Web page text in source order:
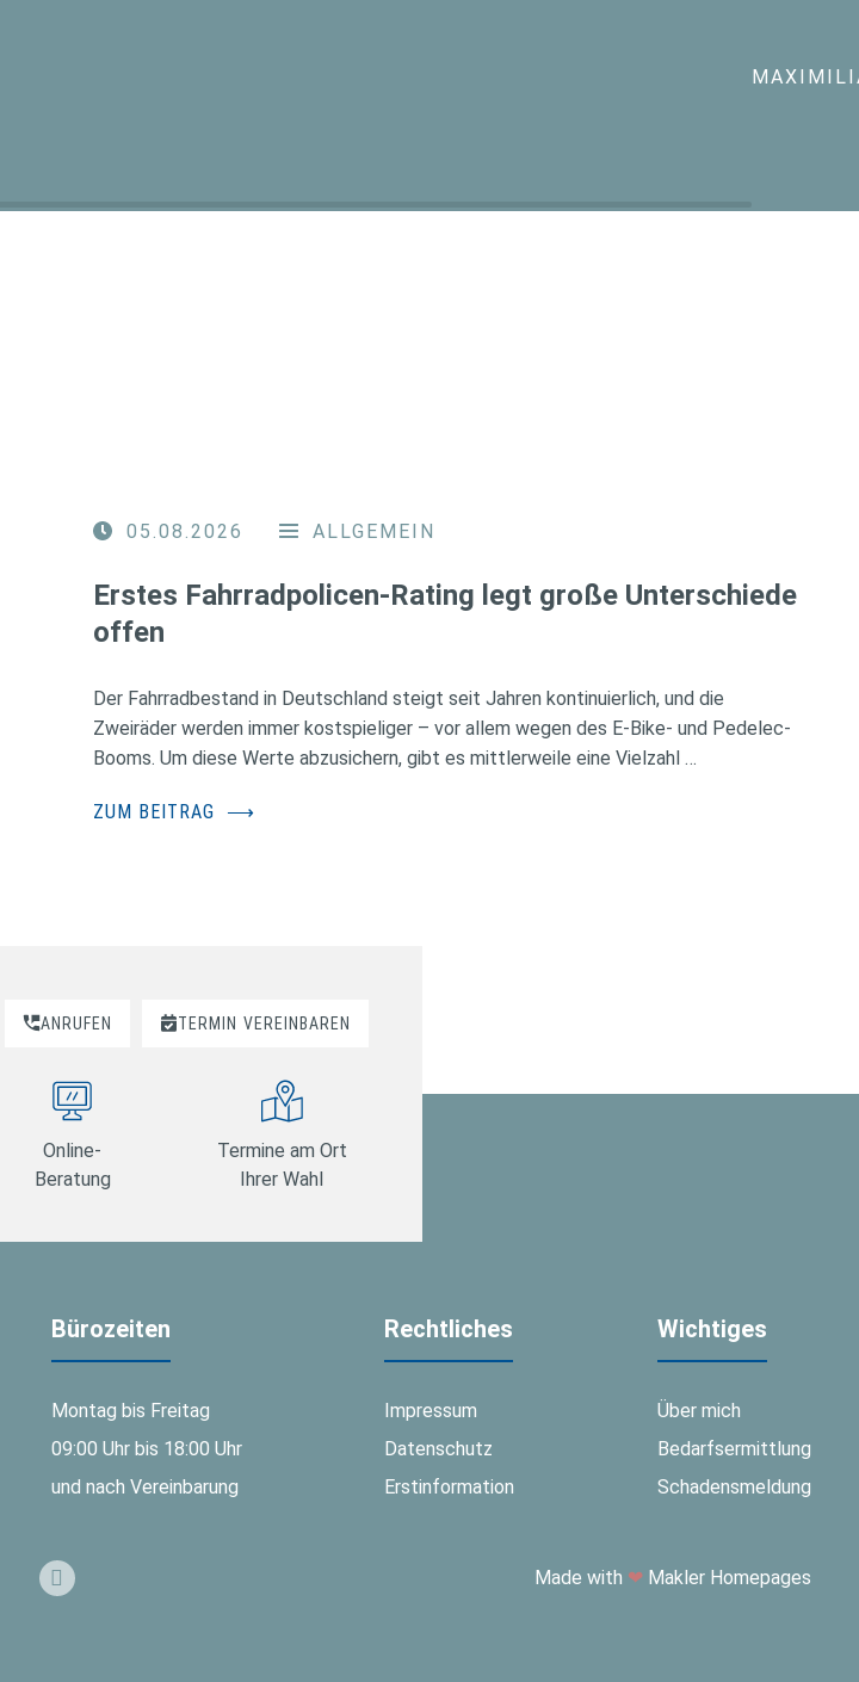
05.08.2026 ALLGEMEIN
Erstes Fahrradpolicen-Rating legt große Unterschiede
offen
Der Fahrradbestand in Deutschland steigt seit Jahren kontinuierlich, und die
Zweiräder werden immer kostspieliger – vor allem wegen des E-Bike- und Pedelec-
Booms. Um diese Werte abzusichern, gibt es mittlerweile eine Vielzahl …
ZUM BEITRAG ⟶
ANRUFEN TERMIN VEREINBAREN
Online-
Beratung
Termine am Ort
Ihrer Wahl
Bürozeiten
Montag bis Freitag
09:00 Uhr bis 18:00 Uhr
und nach Vereinbarung
Rechtliches
Impressum
Datenschutz
Erstinformation
Wichtiges
Über mich
Bedarfsermittlung
Schadensmeldung
Made with ❤Makler Homepages